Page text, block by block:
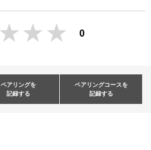
0
ペアリングを
記録する
ペアリングコースを
記録する